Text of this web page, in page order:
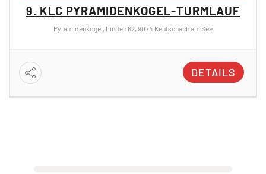
9. KLC PYRAMIDENKOGEL-TURMLAUF
Pyramidenkogel, Linden 62, 9074 Keutschach am See
DETAILS